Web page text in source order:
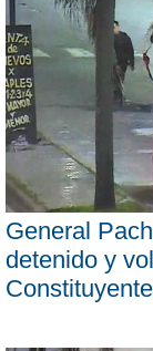
General
detenido y